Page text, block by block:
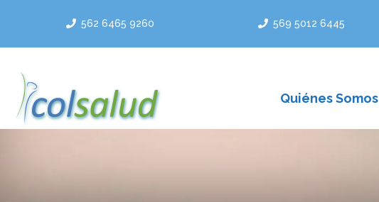
contenido
562 6465 9260 569 5012 6445
Quiénes Somos